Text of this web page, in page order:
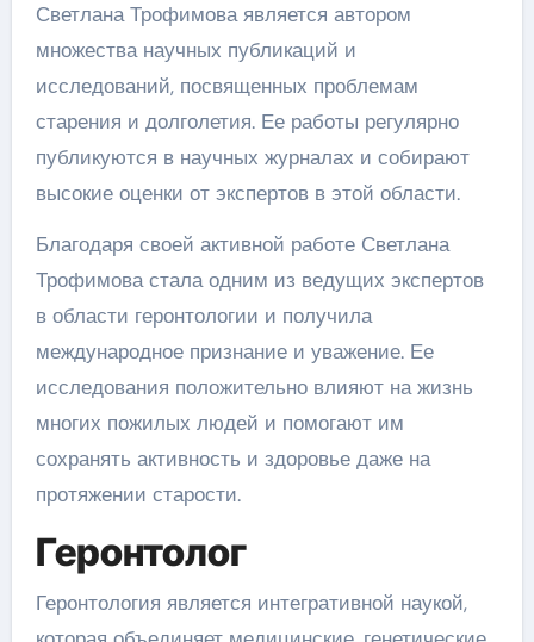
Светлана Трофимова является автором
множества научных публикаций и
исследований, посвященных проблемам
старения и долголетия. Ее работы регулярно
публикуются в научных журналах и собирают
высокие оценки от экспертов в этой области.
Благодаря своей активной работе Светлана
Трофимова стала одним из ведущих экспертов
в области геронтологии и получила
международное признание и уважение. Ее
исследования положительно влияют на жизнь
многих пожилых людей и помогают им
сохранять активность и здоровье даже на
протяжении старости.
Геронтолог
Геронтология является интегративной наукой,